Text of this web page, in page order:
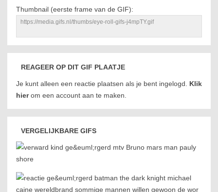
Thumbnail (eerste frame van de GIF):
REAGEER OP DIT GIF PLAATJE
Je kunt alleen een reactie plaatsen als je bent ingelogd. Klik
hierom een account aan te maken.
VERGELIJKBARE GIFS